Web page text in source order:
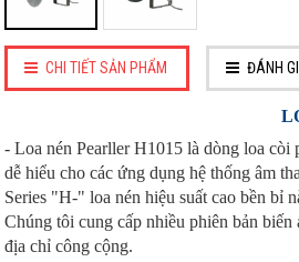
CHI TIẾT SẢN PHẨM ĐÁNH
- Loa nén Pearller H1015 là dòng loa còi
dễ hiểu cho các ứng dụng hệ thống âm
Series "H-" loa nén hiệu suất cao bền bỉ
Chúng tôi cung cấp nhiều phiên bản
địa chỉ công cộng.